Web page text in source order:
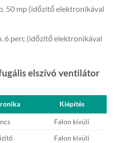
50 mp (időzítő elektronikával
6 perc (időzítő elektronikával
elszívó ventilátor
Falon kívüli
Falon kívüli
Kiépítés